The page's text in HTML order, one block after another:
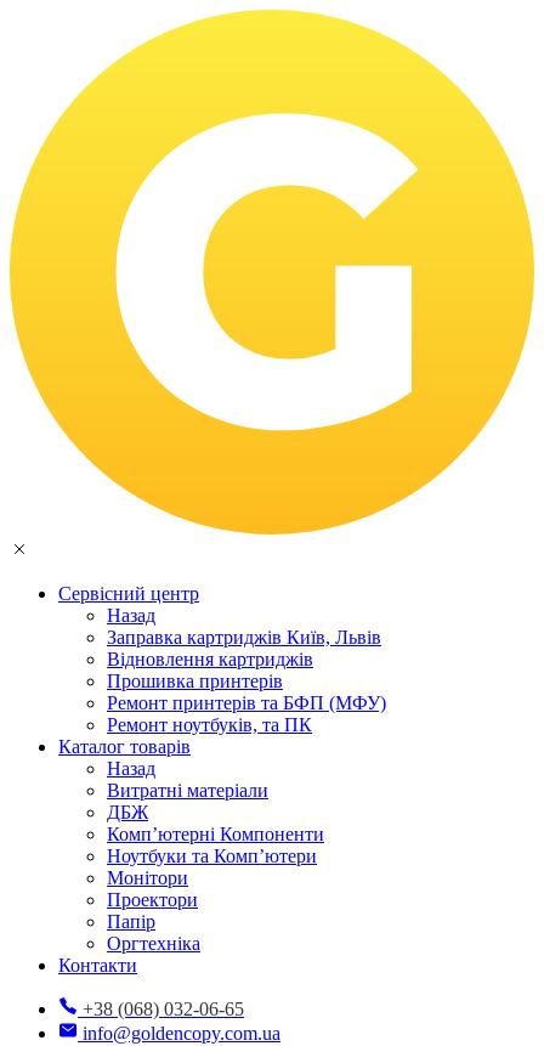
Сервісний центр
Назад
Заправка картриджів Київ, Львів
Відновлення картриджів
Прошивка принтерів
Ремонт принтерів та БФП (МФУ)
Ремонт ноутбуків, та ПК
Каталог товарів
Назад
Витратні матеріали
ДБЖ
Комп’ютерні Компоненти
Ноутбуки та Комп’ютери
Монітори
Проектори
Папір
Оргтехніка
Контакти
+38 (068) 032-06-65
info@goldencopy.com.ua